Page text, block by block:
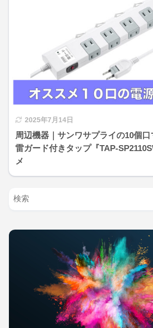
2025年7月14日
周辺機器｜サンワサプライの10個口
雷ガード付きタップ『TAP-
メ